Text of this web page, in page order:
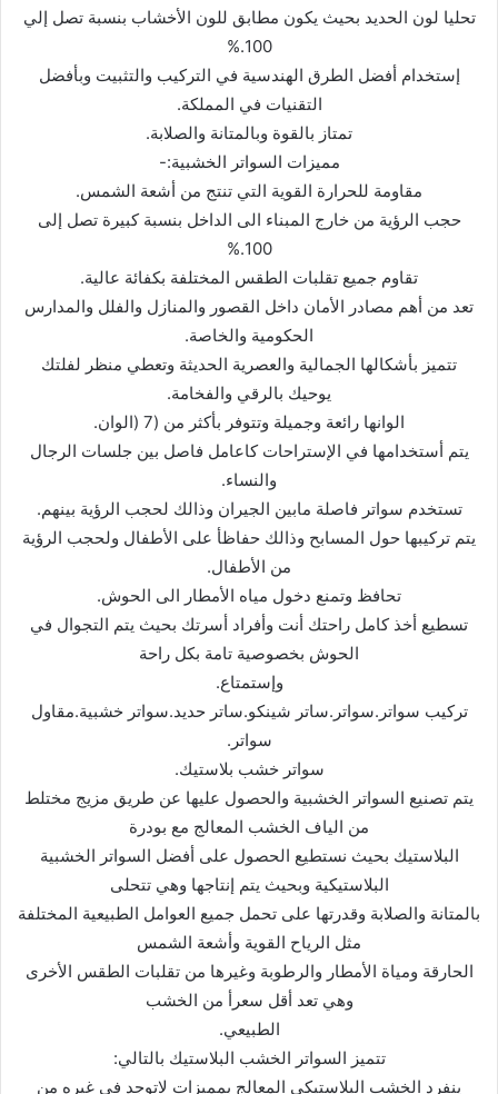
تحلیا لون الحدید بحیث یكون مطابق للون الأخشاب بنسبة تصل إلي
100.%
إستخدام أفضل الطرق الھندسیة في التركیب والتثبیت وبأفضل
التقنیات في المملكة.
تمتاز بالقوة وبالمتانة والصلابة.
ممیزات السواتر الخشبیة:-
مقاومة للحرارة القویة التي تنتج من أشعة الشمس.
حجب الرؤیة من خارج المبناء الى الداخل بنسبة كبیرة تصل إلى
100.%
تقاوم جمیع تقلبات الطقس المختلفة بكفائة عالیة.
تعد من أھم مصادر الأمان داخل القصور والمنازل والفلل والمدارس
الحكومیة والخاصة.
تتمیز بأشكالھا الجمالیة والعصریة الحدیثة وتعطي منظر لفلتك
یوحیك بالرقي والفخامة.
الوانھا رائعة وجمیلة وتتوفر بأكثر من (7 (الوان.
یتم أستخدامھا في الإستراحات كاعامل فاصل بین جلسات الرجال
والنساء.
تستخدم سواتر فاصلة مابین الجیران وذالك لحجب الرؤیة بینھم.
یتم تركیبھا حول المسابح وذالك حفاظأ على الأطفال ولحجب الرؤیة
من الأطفال.
تحافظ وتمنع دخول میاه الأمطار الى الحوش.
تسطیع أخذ كامل راحتك أنت وأفراد أسرتك بحیث یتم التجوال في
الحوش بخصوصیة تامة بكل راحة
وإستمتاع.
تركیب سواتر.سواتر.ساتر شینكو.ساتر حدید.سواتر خشبیة.مقاول
سواتر.
سواتر خشب بلاستیك.
یتم تصنیع السواتر الخشبیة والحصول علیھا عن طریق مزیج مختلط
من الیاف الخشب المعالج مع بودرة
البلاستیك بحیث نستطیع الحصول على أفضل السواتر الخشبیة
البلاستیكیة وبحیث یتم إنتاجھا وھي تتحلى
بالمتانة والصلابة وقدرتھا على تحمل جمیع العوامل الطبیعیة المختلفة
مثل الریاح القویة وأشعة الشمس
الحارقة ومیاة الأمطار والرطوبة وغیرھا من تقلبات الطقس الأخرى
وھي تعد أقل سعرأ من الخشب
الطبیعي.
تتمیز السواتر الخشب البلاستیك بالتالي:
ینفرد الخشب البلاستیكي المعالج بممیزات لاتوجد في غیره من